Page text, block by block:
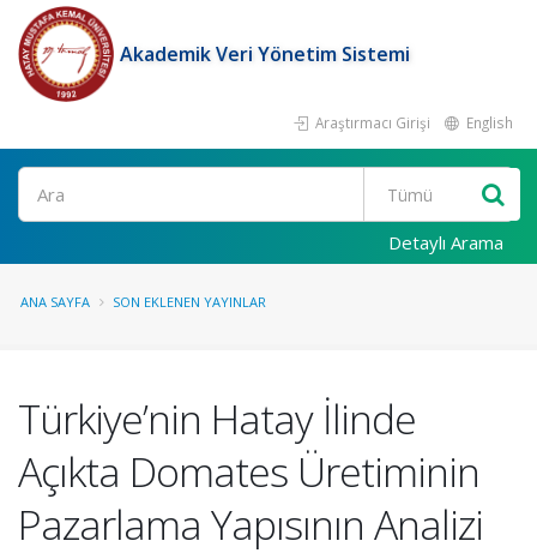
Akademik Veri Yönetim Sistemi
Araştırmacı Girişi English
Ara
Detaylı Arama
ANA SAYFA SON EKLENEN YAYINLAR
Türkiye’nin Hatay İlinde
Açıkta Domates Üretiminin
Pazarlama Yapısının Analizi